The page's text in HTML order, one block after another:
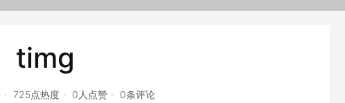
timg
725点热度 0人点赞 0条评论